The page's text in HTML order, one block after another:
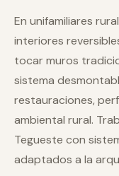
En unifamiliares
interiores
tocar muros
sistema
restauraciones,
ambiental rural.
Tegueste con
adaptados a la